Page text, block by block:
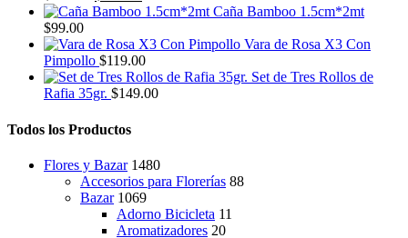
precio
era:
$239.00.
precio
es:
$199.00.
Caña Bamboo 1.5cm*2mt
$99.00
Vara de Rosa X3 Con
Pimpollo $119.00
Set de Tres Rollos de
Rafia 35gr. $149.00
Todos los Productos
Flores y Bazar 1480
Accesorios para Florerías 88
Bazar 1069
Adorno Bicicleta 11
Aromatizadores 20